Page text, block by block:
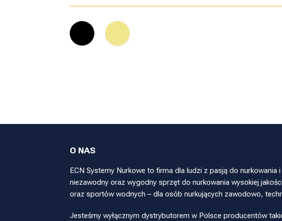
O NAS
ECN Systemy Nurkowe to firma dla ludzi z pasją do
niezawodny oraz wygodny sprzęt do nurkowania wysokiej
oraz sportów wodnych – dla osób nurkujących zawodowo,
Jesteśmy wyłącznym dystrybutorem w Polsce producentów